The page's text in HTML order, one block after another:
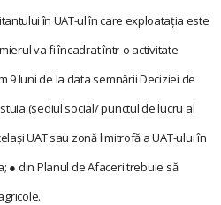
în UAT-ul în care exploatația este
va fi încadrat într-o activitate
9 luni de la data semnării Deciziei de
(sediul social/ punctul de lucru al
UAT sau zonă limitrofă a UAT-ului în
● din Planul de Afaceri trebuie să